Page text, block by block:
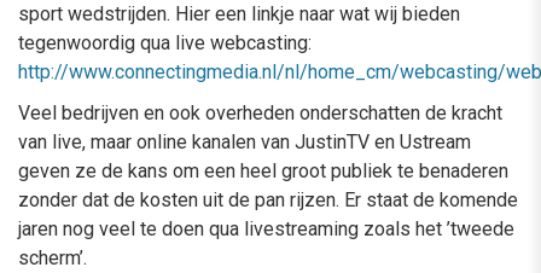
sport wedstrijden. Hier een linkje naar wat wij bieden
tegenwoordig qua live webcasting:
http://www.connectingmedia.nl/nl/home_cm/webcasting/
Veel bedrijven en ook overheden onderschatten de kracht
van live, maar online kanalen van JustinTV en Ustream
geven ze de kans om een heel groot publiek te benaderen
zonder dat de kosten uit de pan rijzen. Er staat de komende
jaren nog veel te doen qua livestreaming zoals het ’tweede
scherm’.